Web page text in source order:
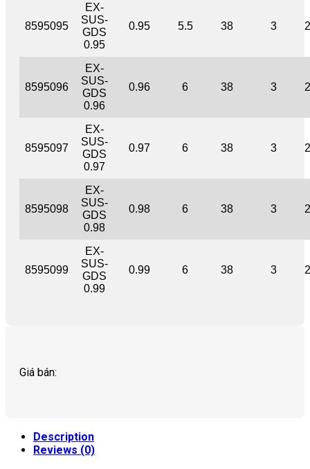
8595095
EX-
SUS-
GDS
0.95
0.95 5.5 38 3
8595096
EX-
SUS-
GDS
0.96
0.96 6 38 3
8595097
EX-
SUS-
GDS
0.97
0.97 6 38 3
8595098
EX-
SUS-
GDS
0.98
0.98 6 38 3
8595099
EX-
SUS-
GDS
0.99
0.99 6 38 3
Giá bán:
Description
Reviews (0)